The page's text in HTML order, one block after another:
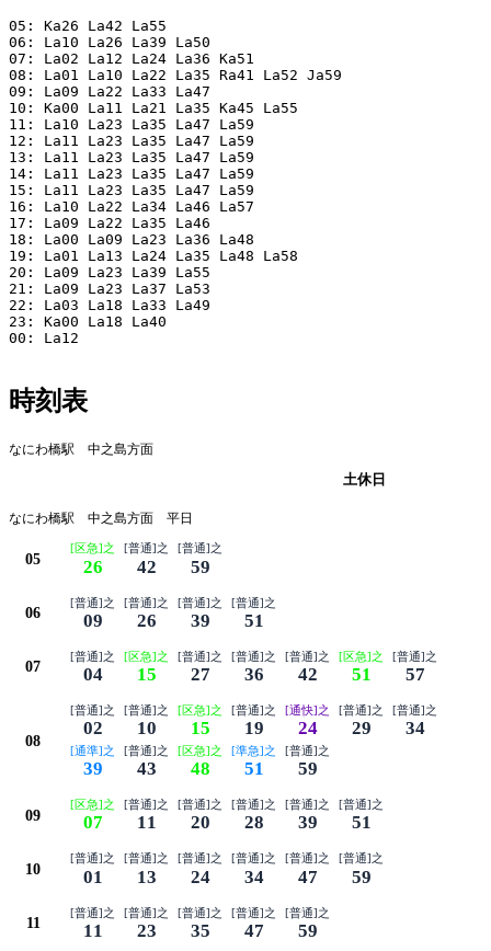
05: Ka26 La42 La55
06: La10 La26 La39 La50
07: La02 La12 La24 La36 Ka51
08: La01 La10 La22 La35 Ra41 La52 Ja59
09: La09 La22 La33 La47
10: Ka00 La11 La21 La35 Ka45 La55
11: La10 La23 La35 La47 La59
12: La11 La23 La35 La47 La59
13: La11 La23 La35 La47 La59
14: La11 La23 La35 La47 La59
15: La11 La23 La35 La47 La59
16: La10 La22 La34 La46 La57
17: La09 La22 La35 La46
18: La00 La09 La23 La36 La48
19: La01 La13 La24 La35 La48 La58
20: La09 La23 La39 La55
21: La09 La23 La37 La53
22: La03 La18 La33 La49
23: Ka00 La18 La40
00: La12
時刻表
なにわ橋駅 中之島方面
土休日
なにわ橋駅 中之島方面 平日
05
[区急]之
26
[普通]之
42
[普通]之
59
06
[普通]之
09
[普通]之
26
[普通]之
39
[普通]之
51
07
[普通]之
04
[区急]之
15
[普通]之
27
[普通]之
36
[普通]之
42
[区急]之
51
[普通]之
57
08
[普通]之
02
[普通]之
10
[区急]之
15
[普通]之
19
[通快]之
24
[普通]之
29
[普通]之
34
[通準]之
39
[普通]之
43
[区急]之
48
[準急]之
51
[普通]之
59
09
[区急]之
07
[普通]之
11
[普通]之
20
[普通]之
28
[普通]之
39
[普通]之
51
10
[普通]之
01
[普通]之
13
[普通]之
24
[普通]之
34
[普通]之
47
[普通]之
59
11
[普通]之
11
[普通]之
23
[普通]之
35
[普通]之
47
[普通]之
59